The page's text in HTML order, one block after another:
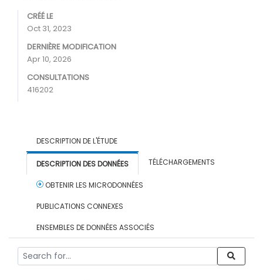
CRÉÉ LE
Oct 31, 2023
DERNIÈRE MODIFICATION
Apr 10, 2026
CONSULTATIONS
416202
DESCRIPTION DE L'ÉTUDE
DESCRIPTION DES DONNÉES TÉLÉCHARGEMENTS
OBTENIR LES MICRODONNÉES
PUBLICATIONS CONNEXES
ENSEMBLES DE DONNÉES ASSOCIÉS